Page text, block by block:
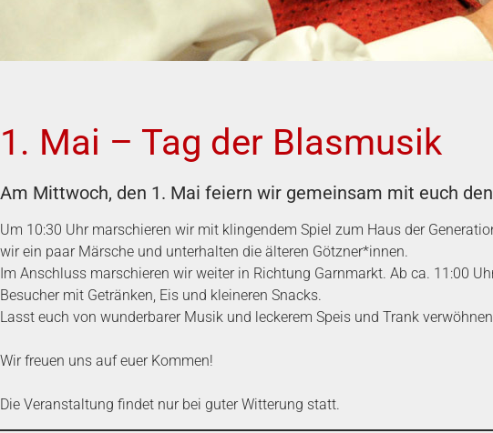
1. Mai – Tag der Blasmusik
Am Mittwoch, den 1. Mai feiern wir gemeinsam mit euch
Um 10:30 Uhr marschieren wir mit klingendem Spiel zum Haus der
wir ein paar Märsche und unterhalten die älteren Götzner*innen.
Im Anschluss marschieren wir weiter in Richtung Garnmarkt. Ab ca. 11:00
Besucher mit Getränken, Eis und kleineren Snacks.
Lasst euch von wunderbarer Musik und leckerem Speis und Trank
Wir freuen uns auf euer Kommen!
Die Veranstaltung findet nur bei guter Witterung statt.